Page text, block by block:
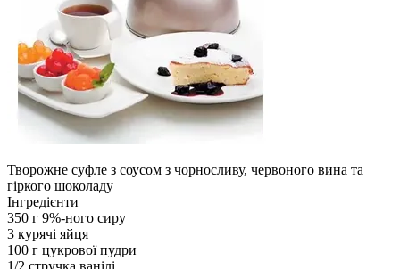
Творожне суфле з соусом з чорносливу, червоного вина та
гіркого шоколаду
Інгредієнти
350 г 9%-ного сиру
3 курячі яйця
100 г цукрової пудри
1/2 стручка ванілі